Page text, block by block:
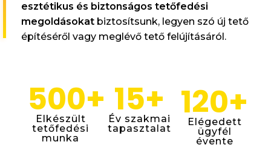
esztétikus és biztonságos tetőfedési
megoldásokat biztosítsunk, legyen szó új tető
építéséről vagy meglévő tető felújításáról.
500+
Elkészült
tetőfedési
munka
15+
Év szakmai
tapasztalat
120+
Elégedett
ügyfél
évente